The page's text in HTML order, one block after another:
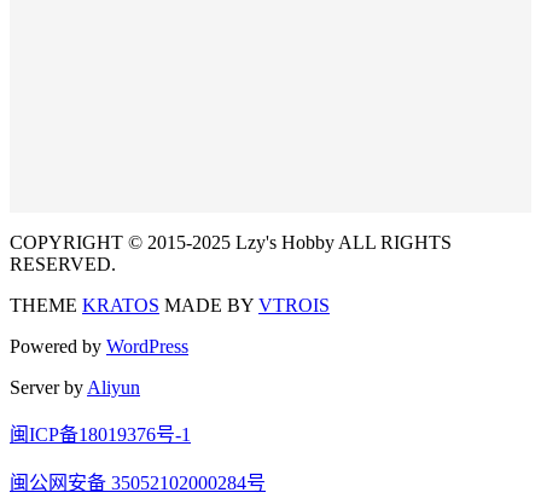
COPYRIGHT © 2015-2025 Lzy's Hobby ALL RIGHTS
RESERVED.
THEME KRATOS MADE BY VTROIS
Powered by WordPress
Server by Aliyun
闽ICP备18019376号-1
闽公网安备 35052102000284号